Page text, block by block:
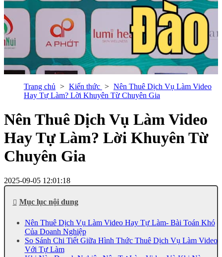
Trang chủ Kiến thức
Nên Thuê Dịch Vụ Làm Video
Hay Tự Làm? Lời Khuyên Từ Chuyên Gia
Nên Thuê Dịch Vụ Làm Video
Hay Tự Làm? Lời Khuyên Từ
Chuyên Gia
2025-09-05 12:01:18
Mục lục nội dung
Nên Thuê Dịch Vụ Làm Video Hay Tự Làm- Bài Toán Khó
Của Doanh Nghiệp
So Sánh Chi Tiết Giữa Hình Thức Thuê Dịch Vụ Làm Video
Với Tự Làm